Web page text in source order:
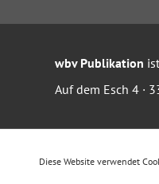
wbv Publikation
Auf dem Esch 4 ·
Diese Website verwendet